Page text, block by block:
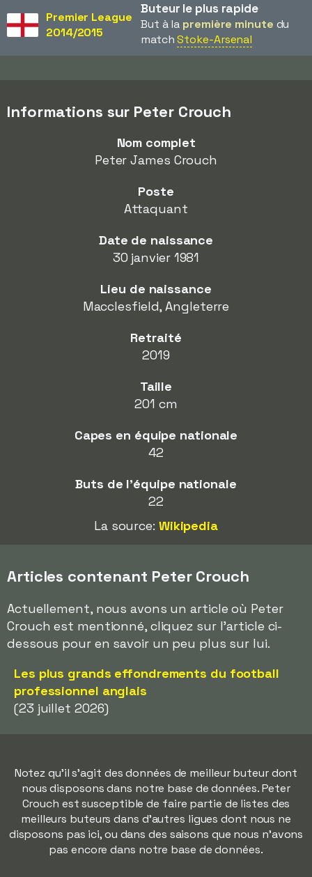
Premier League
2014/2015
Buteur le plus rapide
But à la première minute du
matchStoke-Arsenal
Informations sur Peter Crouch
Nom complet
Peter James Crouch
Poste
Attaquant
Date de naissance
30 janvier 1981
Lieu de naissance
Macclesfield, Angleterre
Retraité
2019
Taille
201 cm
Capes en équipe nationale
42
Buts de l'équipe nationale
22
La source: Wikipedia
Articles contenant Peter Crouch
Actuellement, nous avons un article où Peter
Crouch est mentionné, cliquez sur l'article ci-
dessous pour en savoir un peu plus sur lui.
Les plus grands effondrements du football
professionnel anglais
(23 juillet 2026)
Notez qu'il s'agit des données de meilleur buteur dont
nous disposons dans notre base de données. Peter
Crouch est susceptible de faire partie de listes des
meilleurs buteurs dans d'autres ligues dont nous ne
disposons pas ici, ou dans des saisons que nous n'avons
pas encore dans notre base de données.